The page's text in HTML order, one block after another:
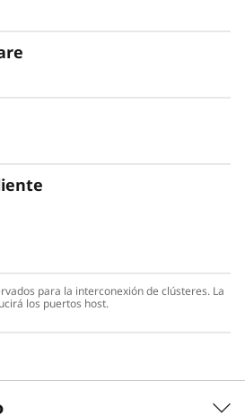
datos es una preocupación
organización. Proteja sus
el ransomware y otras
externas o internas para
rápidamente en
activado y la detección
automático protegen
para la interconexión de clústeres. La
los puertos host.